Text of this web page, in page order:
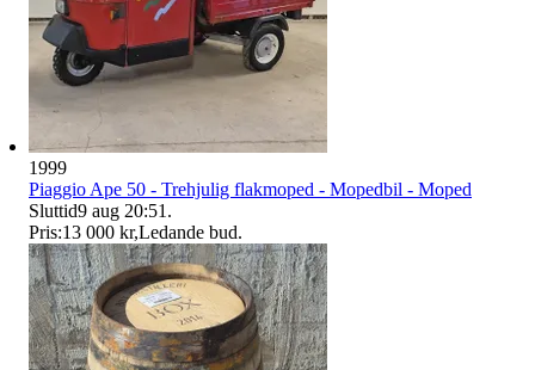
1999
Piaggio Ape 50 - Trehjulig flakmoped - Mopedbil - Moped
Sluttid9 aug 20:51 .
Pris:13 000 kr,Ledande bud.